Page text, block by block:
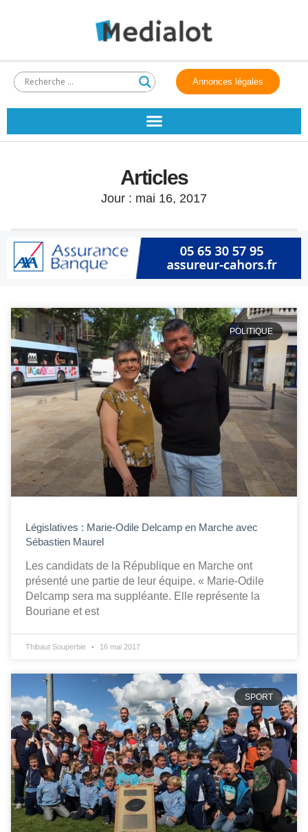
Annonces légales
Articles
Jour : mai 16, 2017
POLITIQUE
Législatives : Marie-Odile Delcamp en Marche avec
Sébastien Maurel
Les candidats de la République en Marche ont
présenté une partie de leur équipe. « Marie-Odile
Delcamp sera ma suppléante. Elle représente la
Bouriane et est
Thibaut Souperbie 16 mai 2017
SPORT